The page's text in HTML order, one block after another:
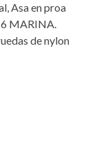
Asa en proa
MARINA.
de nylon